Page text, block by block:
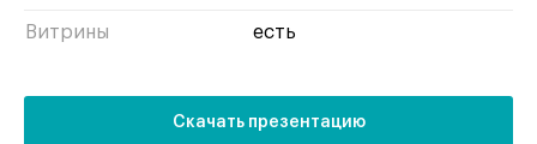
Витрины есть
Скачать презентацию